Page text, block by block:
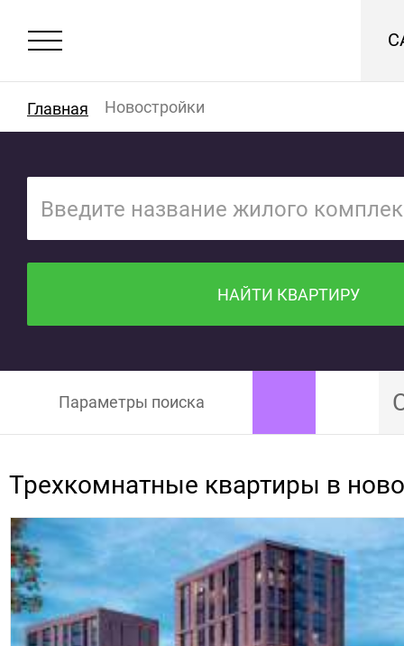
Главная Новостройки
НАЙТИ КВАРТИРУ
Параметры поиска
Трехкомнатные квартиры в